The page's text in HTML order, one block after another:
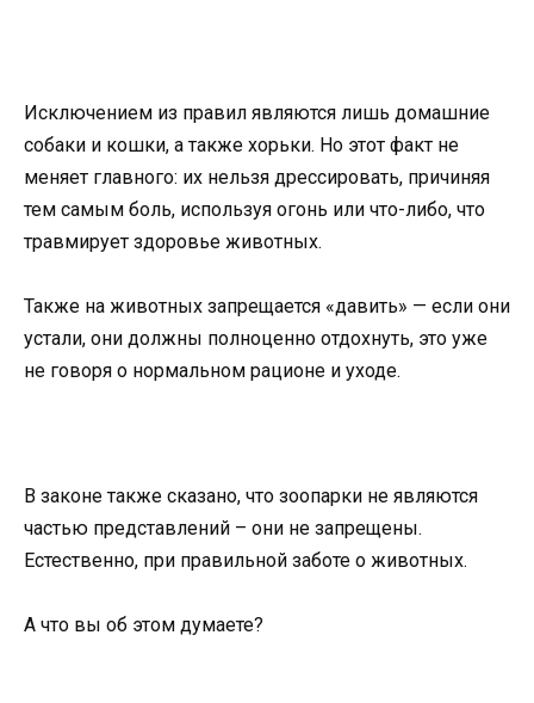
Исключением из правил являются лишь домашние
собаки и кошки, а также хорьки. Но этот факт не
меняет главного: их нельзя дрессировать, причиняя
тем самым боль, используя огонь или что-либо, что
травмирует здоровье животных.
Также на животных запрещается «давить» — если они
устали, они должны полноценно отдохнуть, это уже
не говоря о нормальном рационе и уходе.
В законе также сказано, что зоопарки не являются
частью представлений – они не запрещены.
Естественно, при правильной заботе о животных.
А что вы об этом думаете?